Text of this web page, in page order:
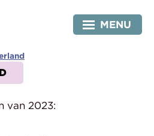
MENU
van 2023: